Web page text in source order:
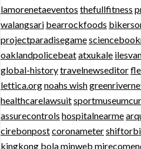
lamorenetaeventos thefullfitness
walangsari bearrockfoods
projectparadisegame
oaklandpolicebeatatxukale
global-historytravelnewseditor
lettica.orgnoahs wish
healthcarelawsuit
assurecontrols hospitalnearme
cirebonpostcoronameter
kingkong bolaminweb